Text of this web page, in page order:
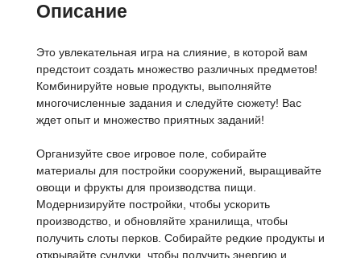
Описание
Это увлекательная игра на слияние, в которой вам
предстоит создать множество различных предметов!
Комбинируйте новые продукты, выполняйте
многочисленные задания и следуйте сюжету! Вас
ждет опыт и множество приятных заданий!
Организуйте свое игровое поле, собирайте
материалы для постройки сооружений, выращивайте
овощи и фрукты для производства пищи.
Модернизируйте постройки, чтобы ускорить
производство, и обновляйте хранилища, чтобы
получить слоты перков. Собирайте редкие продукты и
открывайте сундуки, чтобы получить энергию и